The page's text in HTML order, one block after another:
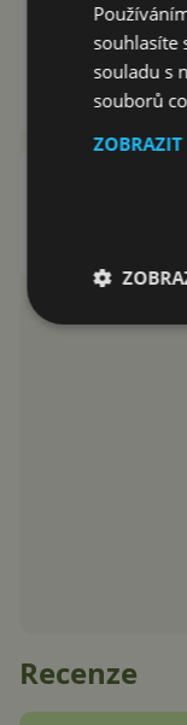
Recenze
souhlasíte
souladu s
souborů